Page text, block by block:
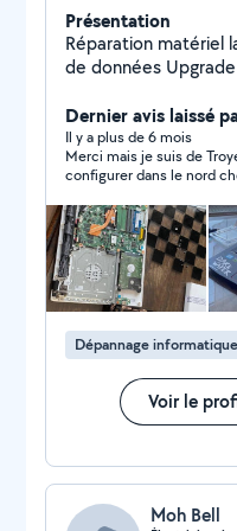
Présentation
Réparation matériel laptop
de données
diagnostic détaillé et clair
Dernier avis laissé
Il y a plus de 6 mois
Merci mais je suis de
configurer dans le nord
Dépannage informatique
Voir le
Moh Bell